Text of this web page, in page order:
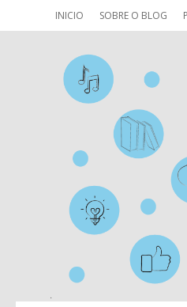
INICIO SOBRE O BLOG